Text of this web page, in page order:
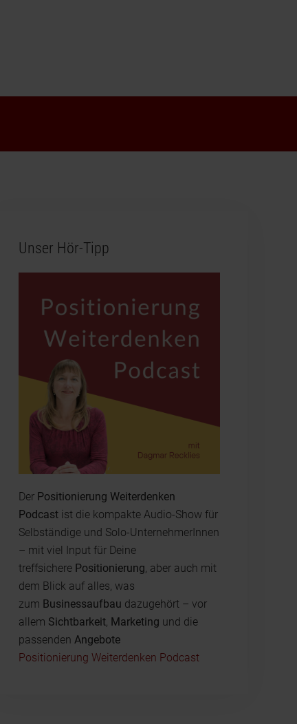
Unser Hör-Tipp
Der Positionierung Weiterdenken
Podcastist die kompakte Audio-Show für
Selbständige und Solo-UnternehmerInnen
– mit viel Input für Deine
treffsichere Positionierung, aber auch mit
dem Blick auf alles, was
zum Businessaufbau dazugehört – vor
allem Sichtbarkeit, Marketing und die
passenden Angebote
Positionierung Weiterdenken Podcast